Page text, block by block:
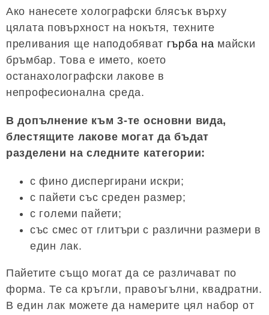
Ако нанесете холографски блясък върху
цялата повърхност на нокътя, техните
преливания ще наподобяват гърба на майски
бръмбар. Това е името, което
останахолографски лакове в
непрофесионална среда.
В допълнение към 3-те основни вида,
блестящите лакове могат да бъдат
разделени на следните категории:
с фино диспергирани искри;
с пайети със среден размер;
с големи пайети;
със смес от глитъри с различни размери в
един лак.
Пайетите също могат да се различават по
форма. Те са кръгли, правоъгълни, квадратни.
В един лак можете да намерите цял набор от